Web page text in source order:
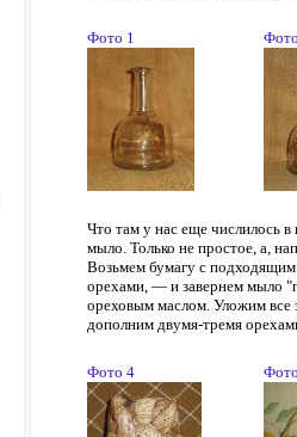
Фото 1
Что там у нас еще числилось
мыло. Только не простое, а,
Возьмем бумагу с
орехами, — и завернем мыло
ореховым маслом. Уложим все
дополним двумя-тремя
Фото 4